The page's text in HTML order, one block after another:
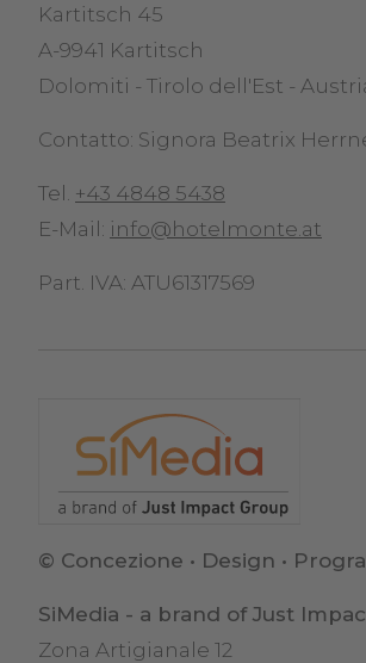
Kartitsch 45
A-9941 Kartitsch
Dolomiti - Tirolo dell'Est -
Contatto: Signora Beatrix
Tel. +43 4848 5438
E-Mail: info@hotelmonte.at
Part. IVA: ATU61317569
© Concezione • Design •
SiMedia - a brand of Just
Zona Artigianale 12